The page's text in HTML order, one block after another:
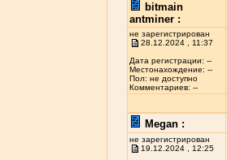
bitmain
antminer :
не зарегистрирован
28.12.2024 , 11:37
Дата регистрации: --
Местонахождение: --
Пол: не доступно
Комментариев: --
Megan :
не зарегистрирован
19.12.2024 , 12:25